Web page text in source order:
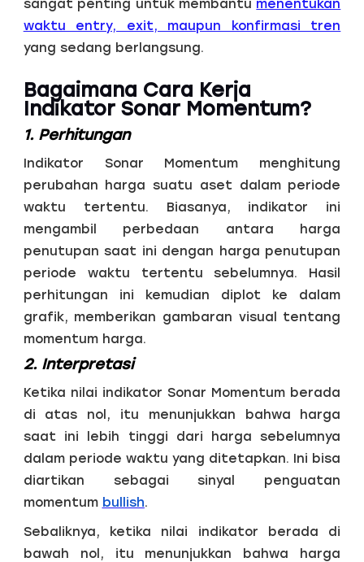
sangat penting untuk membantu menentukan
waktu entry, exit, maupun konfirmasi tren
yang sedang berlangsung.
Bagaimana Cara Kerja
Indikator Sonar Momentum?
1. Perhitungan
Indikator Sonar Momentum menghitung
perubahan harga suatu aset dalam periode
waktu tertentu. Biasanya, indikator ini
mengambil perbedaan antara harga
penutupan saat ini dengan harga penutupan
periode waktu tertentu sebelumnya. Hasil
perhitungan ini kemudian diplot ke dalam
grafik, memberikan gambaran visual tentang
momentum harga.
2. Interpretasi
Ketika nilai indikator Sonar Momentum berada
di atas nol, itu menunjukkan bahwa harga
saat ini lebih tinggi dari harga sebelumnya
dalam periode waktu yang ditetapkan. Ini bisa
diartikan sebagai sinyal penguatan
momentum bullish.
Sebaliknya, ketika nilai indikator berada di
bawah nol, itu menunjukkan bahwa harga